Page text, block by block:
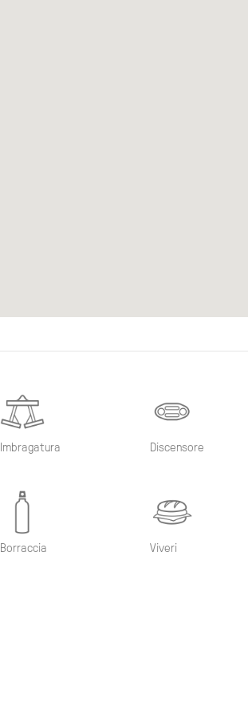
Imbragatura Discensore
Borraccia Viveri